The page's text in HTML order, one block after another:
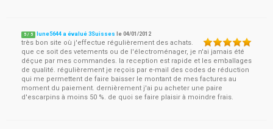
5 / 5 lune5644 a évalué 3Suisses le04/01/2012
très bon site où j'effectue régulièrement des achats.
que ce soit des vetements ou de l'électroménager, je n'ai jamais été
déçue par mes commandes. la reception est rapide et les emballages
de qualité. régulièrement je reçois par e-mail des codes de réduction
qui me permettent de faire baisser le montant de mes factures au
moment du paiement. dernièrement j'ai pu acheter une paire
d'escarpins à moins 50 %. de quoi se faire plaisir à moindre frais.